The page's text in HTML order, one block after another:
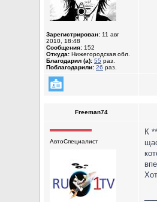
Зарегистрирован: 11 авг
2010, 18:48
Сообщения: 152
Откуда: Нижегородская обл.
Благодарил (а): 55 раз.
Поблагодарили: 26 раз.
Freeman74
АвтоСпециалист
К